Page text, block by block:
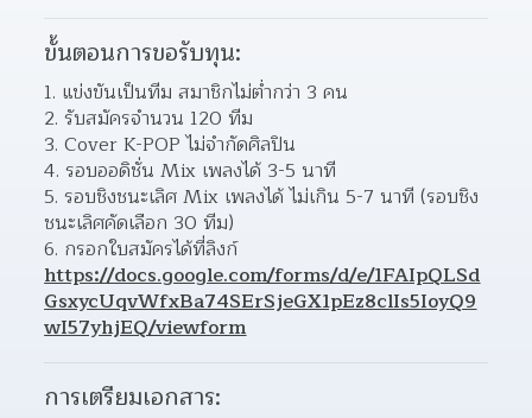
ขั้นตอนการขอรับทุน:
แข่งขันเป็นทีม สมาชิกไม่ต่ำกว่า 3 คน
รับสมัครจำนวน 120 ทีม
Cover K-POP ไม่จำกัดศิลปิน
รอบออดิชั่น Mix เพลงได้ 3-5 นาที
รอบชิงชนะเลิศ Mix เพลงได้ ไม่เกิน 5-7 นาที (รอบชิง
ชนะเลิศคัดเลือก 30 ทีม)
กรอกใบสมัครได้ที่ลิงก์
https://docs.google.com/forms/d/e/1FAIpQLSd
GsxycUqvWfxBa74SErSjeGX1pEz8clIs5IoyQ9
wI57yhjEQ/viewform
การเตรียมเอกสาร: